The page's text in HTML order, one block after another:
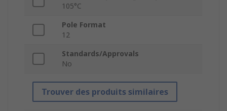
105°C
Pole Format
12
Standards/Approvals
No
Trouver des produits similaires